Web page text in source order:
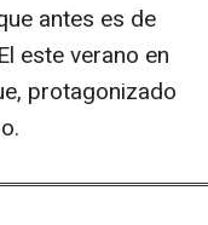
antes es de
este verano en
protagonizado